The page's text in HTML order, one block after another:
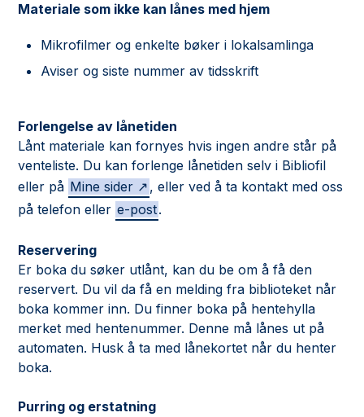
Materiale som ikke kan lånes med hjem
Mikrofilmer og enkelte bøker i lokalsamlinga
Aviser og siste nummer av tidsskrift
Forlengelse av lånetiden
Lånt materiale kan fornyes hvis ingen andre står på
venteliste. Du kan forlenge lånetiden selv i Bibliofil
eller på Mine sider
, eller ved å ta kontakt med oss
på telefon eller e-post.
Reservering
Er boka du søker utlånt, kan du be om å få den
reservert. Du vil da få en melding fra biblioteket når
boka kommer inn. Du finner boka på hentehylla
merket med hentenummer. Denne må lånes ut på
automaten. Husk å ta med lånekortet når du henter
boka.
Purring og erstatning